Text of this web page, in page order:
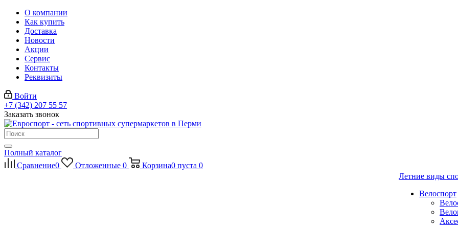
О компании
Как купить
Доставка
Новости
Акции
Сервис
Контакты
Реквизиты
Войти
+7 (342) 207 55 57
Заказать звонок
Полный каталог
Сравнение0 Отложенные 0 Корзина0 пуста 0
Летние виды
Велоспорт